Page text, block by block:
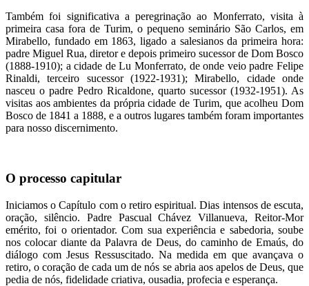
Também foi significativa a peregrinação ao Monferrato, visita à
primeira casa fora de Turim, o pequeno seminário São Carlos, em
Mirabello, fundado em 1863, ligado a salesianos da primeira hora:
padre Miguel Rua, diretor e depois primeiro sucessor de Dom Bosco
(1888-1910); a cidade de Lu Monferrato, de onde veio padre Felipe
Rinaldi, terceiro sucessor (1922-1931); Mirabello, cidade onde
nasceu o padre Pedro Ricaldone, quarto sucessor (1932-1951). As
visitas aos ambientes da própria cidade de Turim, que acolheu Dom
Bosco de 1841 a 1888, e a outros lugares também foram importantes
para nosso discernimento.
O processo capitular
Iniciamos o Capítulo com o retiro espiritual. Dias intensos de escuta,
oração, silêncio. Padre Pascual Chávez Villanueva, Reitor-Mor
emérito, foi o orientador. Com sua experiência e sabedoria, soube
nos colocar diante da Palavra de Deus, do caminho de Emaús, do
diálogo com Jesus Ressuscitado. Na medida em que avançava o
retiro, o coração de cada um de nós se abria aos apelos de Deus, que
pedia de nós, fidelidade criativa, ousadia, profecia e esperança.